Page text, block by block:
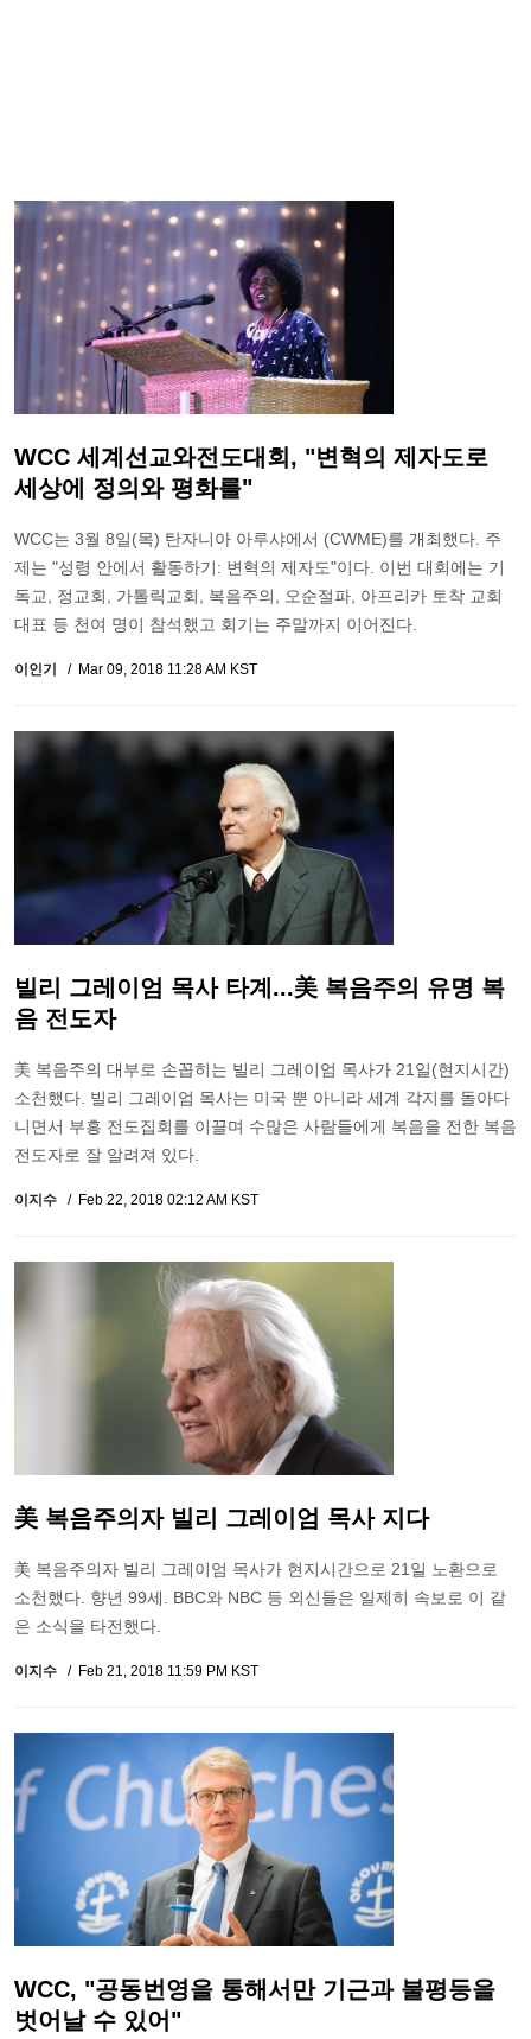
WCC 세계선교와전도대회, "변혁의 제자도로
세상에 정의와 평화를"
WCC는 3월 8일(목) 탄자니아 아루샤에서 (CWME)를 개최했다. 주
제는 "성령 안에서 활동하기: 변혁의 제자도"이다. 이번 대회에는 기
독교, 정교회, 가톨릭교회, 복음주의, 오순절파, 아프리카 토착 교회
대표 등 천여 명이 참석했고 회기는 주말까지 이어진다.
이인기 Mar 09, 2018 11:28 AM KST
빌리 그레이엄 목사 타계...美 복음주의 유명 복
음 전도자
美 복음주의 대부로 손꼽히는 빌리 그레이엄 목사가 21일(현지시간)
소천했다. 빌리 그레이엄 목사는 미국 뿐 아니라 세계 각지를 돌아다
니면서 부흥 전도집회를 이끌며 수많은 사람들에게 복음을 전한 복음
전도자로 잘 알려져 있다.
이지수 Feb 22, 2018 02:12 AM KST
美 복음주의자 빌리 그레이엄 목사 지다
美 복음주의자 빌리 그레이엄 목사가 현지시간으로 21일 노환으로
소천했다. 향년 99세. BBC와 NBC 등 외신들은 일제히 속보로 이 같
은 소식을 타전했다.
이지수 Feb 21, 2018 11:59 PM KST
WCC, "공동번영을 통해서만 기근과 불평등을
벗어날 수 있어"